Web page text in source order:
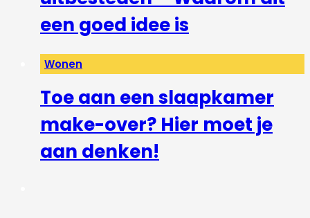
een goed idee is
Wonen
Toe aan een slaapkamer
make-over? Hier moet je
aan denken!